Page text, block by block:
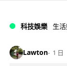
科技娛樂 生
Lawton 1 日